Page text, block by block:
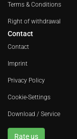
Terms & Conditions
Right of withdrawal
Contact
Contact
Imprint
Privacy Policy
Cookie-Settings
Download / Service
Rate us